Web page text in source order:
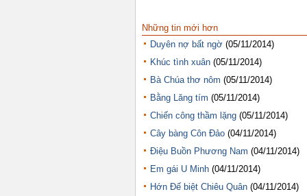
Những tin mới hơn
Duyên nợ bất ngờ (05/11/2014)
Khúc tình xuân (05/11/2014)
Bà Chúa thơ nôm (05/11/2014)
Bằng Lăng tím (05/11/2014)
Chiến công thầm lặng (05/11/2014)
Cây bàng Côn Đảo (04/11/2014)
Điệu Buồn Phương Nam (04/11/2014)
Em gái U Minh (04/11/2014)
Hớn Đế biệt Chiêu Quân (04/11/2014)